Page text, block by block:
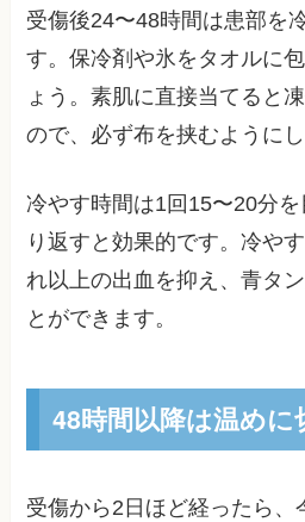
受傷後24〜48時間は患部を
す。保冷剤や氷をタオルに
ょう。素肌に直接当てると
ので、必ず布を挟むようにし
冷やす時間は1回15〜20分
り返すと効果的です。冷や
れ以上の出血を抑え、青タ
とができます。
48時間以降は温めに
受傷から2日ほど経ったら、